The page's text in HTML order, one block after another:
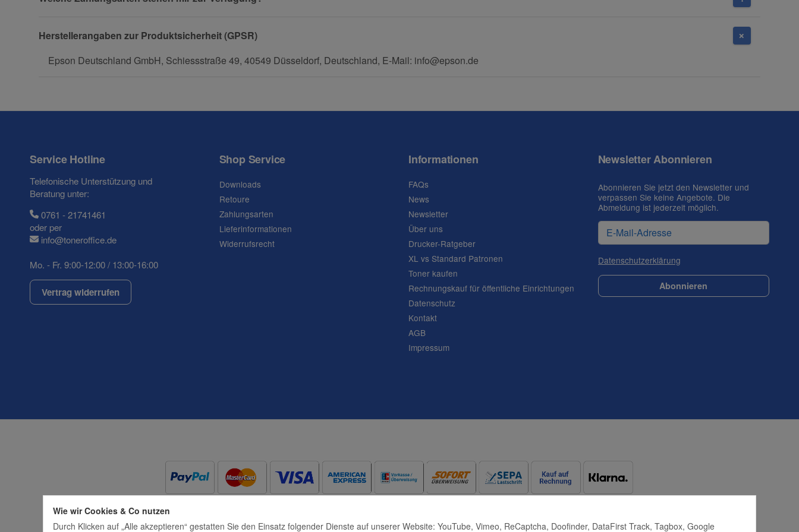
Fax
Ihre Frage
Herstellerangaben zur Produktsicherheit (GPSR)
Epson Deutschland GmbH, Schiessstraße 49, 40549 Düsseldorf, Deutschland, E-Mail: info@epson.de
Service Hotline
Telefonische Unterstützung und
Beratung unter:
0761 - 21741461
oder per
info@toneroffice.de
Mo. - Fr. 9:00-12:00 / 13:00-16:00
Vertrag widerrufen
Shop Service
Downloads
Retoure
Zahlungsarten
Lieferinformationen
Widerrufsrecht
Informationen
FAQs
News
Newsletter
Über uns
Drucker-Ratgeber
XL vs Standard Patronen
Toner kaufen
Rechnungskauf für öffentliche Einrichtungen
Datenschutz
Kontakt
AGB
Impressum
Newsletter Abonnieren
Abonnieren Sie jetzt den Newsletter und
verpassen Sie keine Angebote. Die
Abmeldung ist jederzeit möglich.
Datenschutzerklärung
Abonnieren
Wie wir Cookies & Co nutzen
Durch Klicken auf „Alle akzeptieren“ gestatten Sie den Einsatz folgender Dienste auf unserer Website: YouTube, Vimeo, ReCaptcha, Doofinder, DataFirst Track, Tagbox, Google